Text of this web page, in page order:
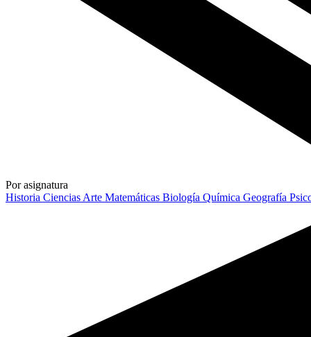
Por asignatura
Historia Ciencias Arte Matemáticas Biología Química Geografía